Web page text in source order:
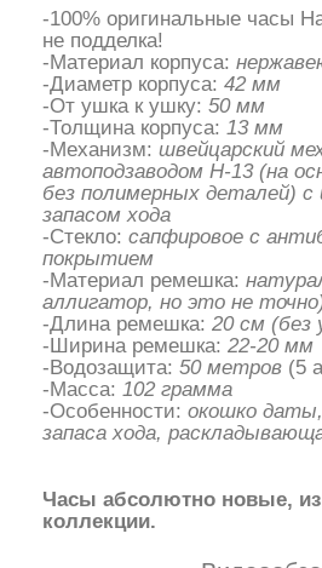
-100% оригинальные часы
не подделка!
-Материал корпуса:
-Диаметр корпуса: 42 мм
-От ушка к ушку: 50 мм
-Толщина корпуса: 13 мм
-Механизм: швейцарский
автоподзаводом H-13 (на
без полимерных деталей) с
запасом хода
-Стекло: сапфировое с
покрытием
-Материал ремешка:
аллигатор, но это не
-Длина ремешка: 20 см (без
-Ширина ремешка: 22-20 мм
-Водозащита: 50 метров (5
-Масса: 102 грамма
-Особенности: окошко
запаса хода,
Часы абсолютно новые, из
коллекции.